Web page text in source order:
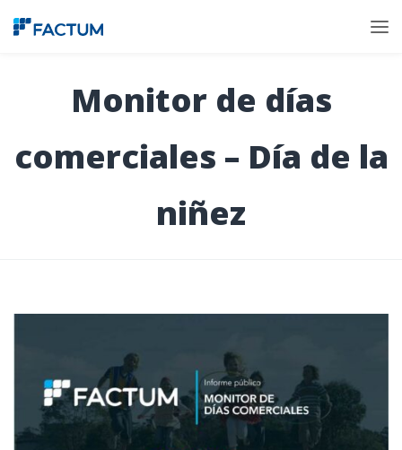
Monitor de días
comerciales – Día de la
niñez